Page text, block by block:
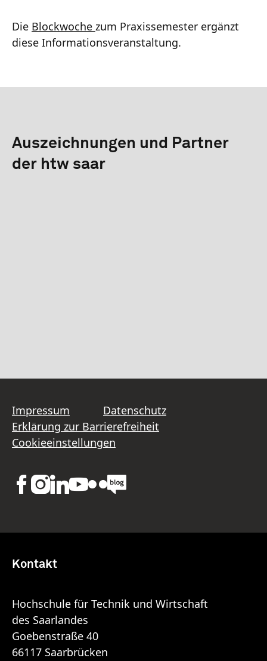
Die Blockwoche zum Praxissemester ergänzt
diese Informationsveranstaltung.
Auszeichnungen und Partner
der htw saar
Impressum
Datenschutz
Erklärung zur Barrierefreiheit
Cookieeinstellungen
Kontakt
Hochschule für Technik und Wirtschaft
des Saarlandes
Goebenstraße 40
66117 Saarbrücken